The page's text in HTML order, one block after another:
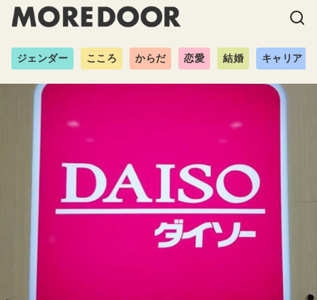
ジェンダー こころ からだ 恋愛 結婚 キャリア